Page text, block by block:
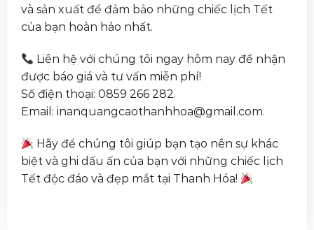
và sản xuất để đảm bảo những chiếc lịch Tết
của bạn hoàn hảo nhất.
Liên hệ với chúng tôi ngay hôm nay để nhận
được báo giá và tư vấn miễn phí!
Số điện thoại: 0859 266 282.
Email: inanquangcaothanhhoa@gmail.com.
Hãy để chúng tôi giúp bạn tạo nên sự khác
biệt và ghi dấu ấn của bạn với những chiếc lịch
Tết độc đáo và đẹp mắt tại Thanh Hóa!